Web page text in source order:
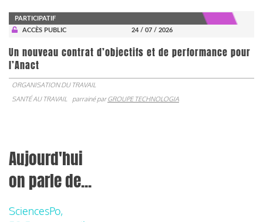
PARTICIPATIF
ACCÈS PUBLIC
24 / 07 / 2026
Un nouveau contrat d’objectifs et de performance pour
l’Anact
ORGANISATION DU TRAVAIL
SANTÉ AU TRAVAIL
parrainé parGROUPE TECHNOLOGIA
Aujourd'hui
on parle de...
SciencesPo,